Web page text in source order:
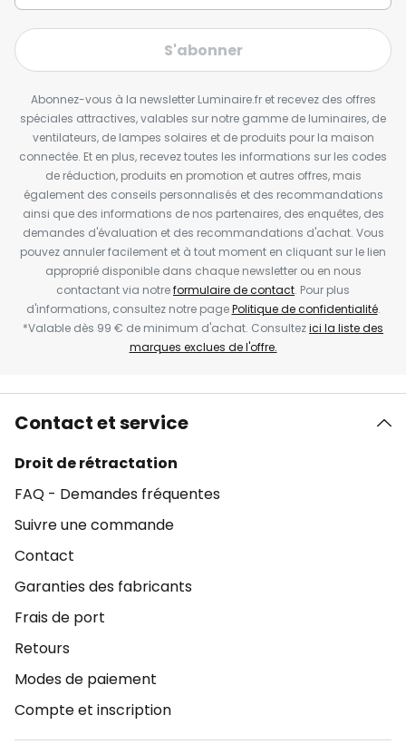
S'abonner
Abonnez-vous à la newsletter Luminaire.fr et recevez des offres
spéciales attractives, valables sur notre gamme de luminaires, de
ventilateurs, de lampes solaires et de produits pour la maison
connectée. Et en plus, recevez toutes les informations sur les codes
de réduction, produits en promotion et autres offres, mais
également des conseils personnalisés et des recommandations
ainsi que des informations de nos partenaires, des enquêtes, des
demandes d'évaluation et des recommandations d'achat. Vous
pouvez annuler facilement et à tout moment en cliquant sur le lien
approprié disponible dans chaque newsletter ou en nous
contactant via notreformulaire de contact. Pour plus
d'informations, consultez notre pagePolitique de confidentialité.
*Valable dès 99 € de minimum d'achat. Consultezici la liste des
marques exclues de l'offre.
Contact et service
Droit de rétractation
FAQ - Demandes fréquentes
Suivre une commande
Contact
Garanties des fabricants
Frais de port
Retours
Modes de paiement
Compte et inscription